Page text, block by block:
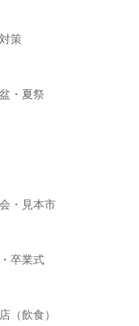
策
・夏祭
・見本市
卒業式
（飲食）